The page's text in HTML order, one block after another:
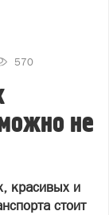
570
не
красивых и
стоит